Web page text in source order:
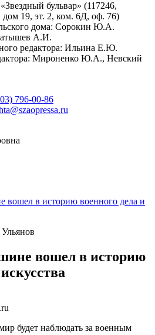
бульвар» (117246,
19, эт. 2, ком. 6Д, оф. 76)
дома: Сорокин Ю.А.
А.И.
редактора: Ильина Е.Ю.
Мироненко Ю.А., Невский
796-00-86
вошел в историю военного дела и
вошел в историю
будет наблюдать за военным